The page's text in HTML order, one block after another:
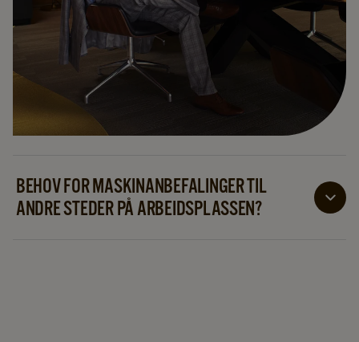
BEHOV FOR MASKINANBEFALINGER TIL
ANDRE STEDER PÅ ARBEIDSPLASSEN?